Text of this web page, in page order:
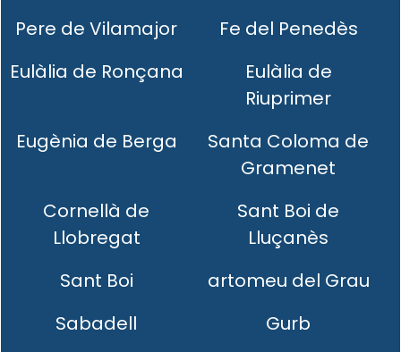
Pere de Vilamajor
Fe del Penedès
Eulàlia de Ronçana
Eulàlia de
Riuprimer
Eugènia de Berga
Santa Coloma de
Gramenet
Cornellà de
Llobregat
Sant Boi de
Lluçanès
Sant Boi
artomeu del Grau
Sabadell
Gurb